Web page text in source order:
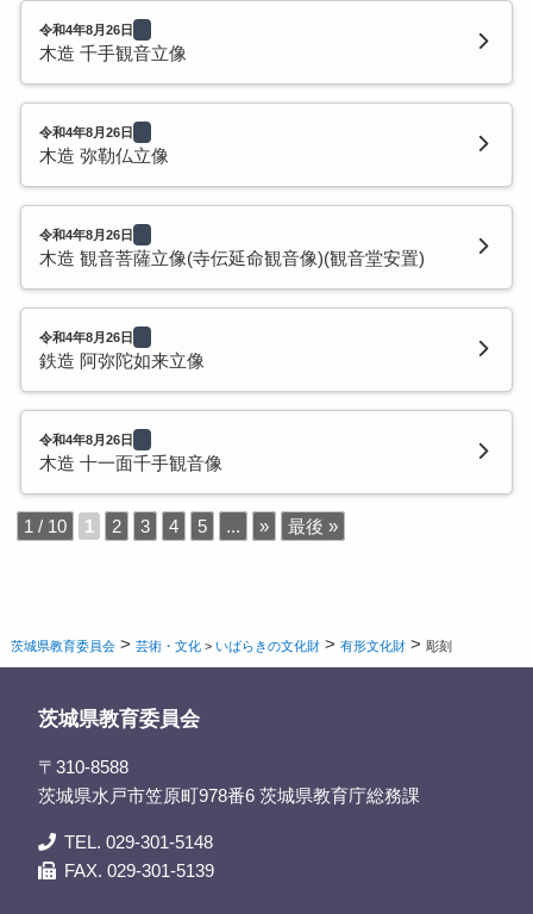
令和4年8月26日
木造 千手観音立像
令和4年8月26日
木造 弥勒仏立像
令和4年8月26日
木造 観音菩薩立像(寺伝延命観音像)(観音堂安置)
令和4年8月26日
鉄造 阿弥陀如来立像
令和4年8月26日
木造 十一面千手観音像
1 / 10 1 2 3 4 5 ... » 最後 »
茨城県教育委員会 >芸術・文化 > いばらきの文化財 >有形文化財 >彫刻
茨城県教育委員会
〒310-8588
茨城県水戸市笠原町978番6 茨城県教育庁総務課
TEL. 029-301-5148
FAX. 029-301-5139